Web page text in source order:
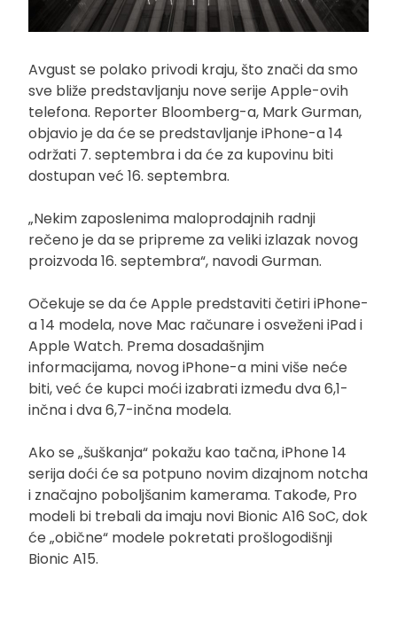
Avgust se polako privodi kraju, što znači da smo
sve bliže predstavljanju nove serije Apple-ovih
telefona. Reporter Bloomberg-a, Mark Gurman,
objavio je da će se predstavljanje iPhone-a 14
održati 7. septembra i da će za kupovinu biti
dostupan već 16. septembra.
„Nekim zaposlenima maloprodajnih radnji
rečeno je da se pripreme za veliki izlazak novog
proizvoda 16. septembra“, navodi Gurman.
Očekuje se da će Apple predstaviti četiri iPhone-
a 14 modela, nove Mac računare i osveženi iPad i
Apple Watch. Prema dosadašnjim
informacijama, novog iPhone-a mini više neće
biti, već će kupci moći izabrati između dva 6,1-
inčna i dva 6,7-inčna modela.
Ako se „šuškanja“ pokažu kao tačna, iPhone 14
serija doći će sa potpuno novim dizajnom notcha
i značajno poboljšanim kamerama. Takođe, Pro
modeli bi trebali da imaju novi Bionic A16 SoC, dok
će „obične“ modele pokretati prošlogodišnji
Bionic A15.